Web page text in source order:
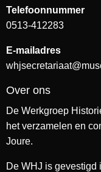
Telefoonnummer
0513-412283
E-mailadres
Over ons
De Werkgroep
het verzamelen en
Joure.
De WHJ is gevestigd